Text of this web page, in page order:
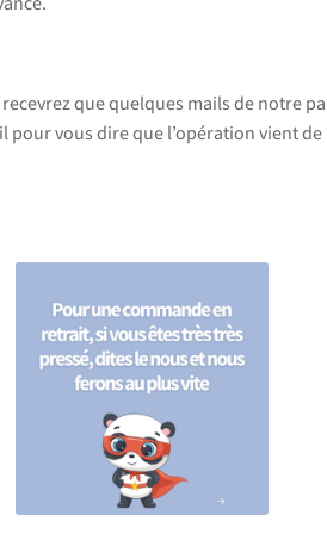
que quelques mails de notre
vous dire que l’opération vient de